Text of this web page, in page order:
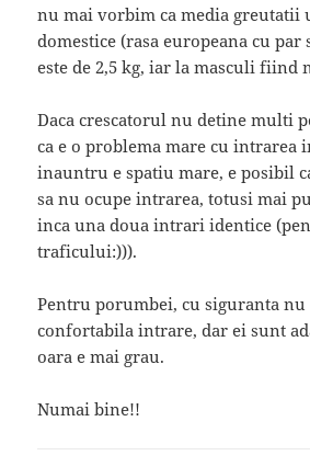
nu mai vorbim ca media greutatii
domestice (rasa europeana cu par
este de 2,5 kg, iar la masculi fiind
Daca crescatorul nu detine multi
ca e o problema mare cu intrarea
inauntru e spatiu mare, e posibil
sa nu ocupe intrarea, totusi mai
inca una doua intrari identice
traficului:))).
Pentru porumbei, cu siguranta nu
confortabila intrare, dar ei sunt
oara e mai grau.
Numai bine!!